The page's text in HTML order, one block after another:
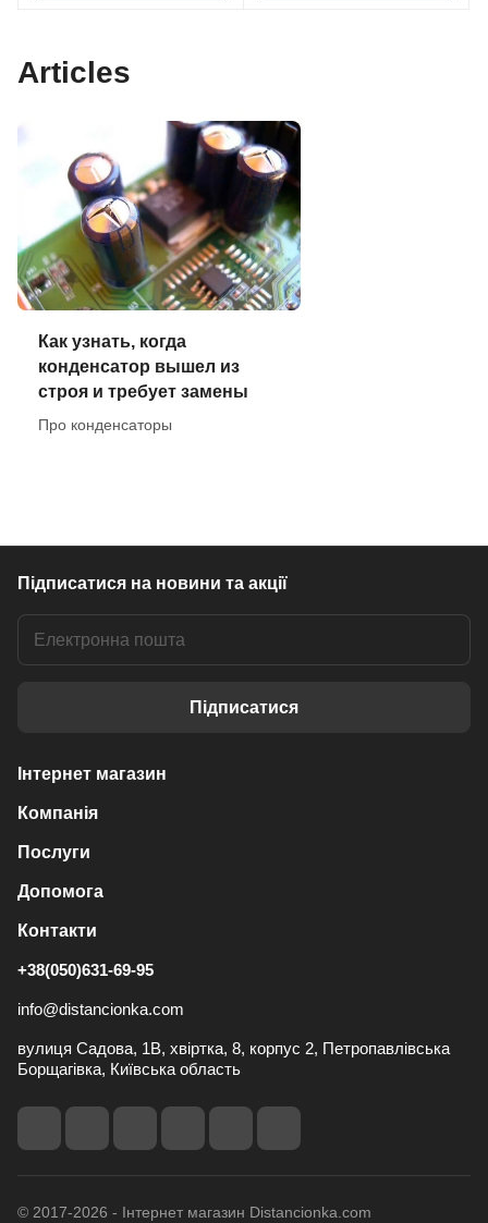
Articles
Как узнать, когда
конденсатор вышел из
строя и требует замены
Про конденсаторы
Підписатися на новини та акції
Підписатися
Інтернет магазин
Компанія
Послуги
Допомога
Контакти
+38(050)631-69-95
info@distancionka.com
вулиця Садова, 1В, хвіртка, 8, корпус 2, Петропавлівська
Борщагівка, Київська область
© 2017-2026 - Інтернет магазин Distancionka.com